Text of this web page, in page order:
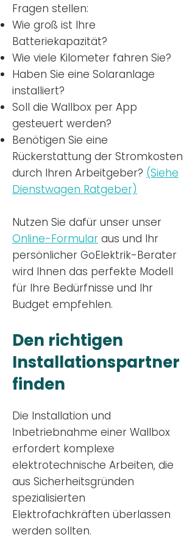
Fragen stellen:
Wie groß ist Ihre
Batteriekapazität?
Wie viele Kilometer fahren Sie?
Haben Sie eine Solaranlage
installiert?
Soll die Wallbox per App
gesteuert werden?
Benötigen Sie eine
Rückerstattung der Stromkosten
durch Ihren Arbeitgeber? (Siehe
Dienstwagen Ratgeber)
Nutzen Sie dafür unser unser
Online-Formular aus und Ihr
persönlicher GoElektrik-Berater
wird Ihnen das perfekte Modell
für Ihre Bedürfnisse und Ihr
Budget empfehlen.
Den richtigen
Installationspartner
finden
Die Installation und
Inbetriebnahme einer Wallbox
erfordert komplexe
elektrotechnische Arbeiten, die
aus Sicherheitsgründen
spezialisierten
Elektrofachkräften überlassen
werden sollten.